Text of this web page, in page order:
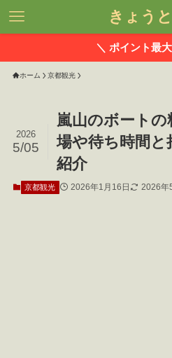
きょう
＼ ポイント最
ホーム 京都観光
嵐山のボートの
場や待ち時間と
紹介
2026
5/05
京都観光 2026年1月16日 2026年